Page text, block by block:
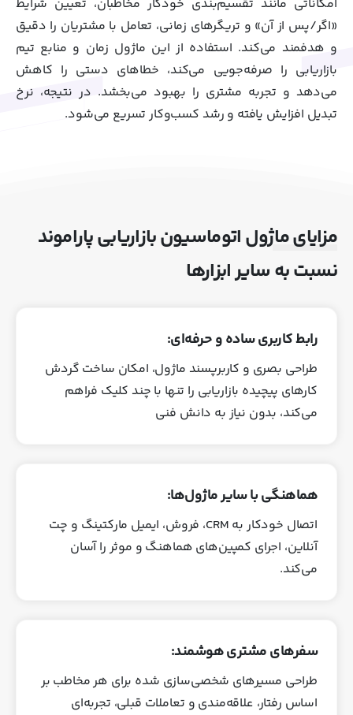
امکاناتی مانند تقسیم‌بندی خودکار مخاطبان، تعیین شرایط
«اگر/پس از آن» و تریگرهای زمانی، تعامل با مشتریان را دقیق
و هدفمند می‌کند. استفاده از این ماژول زمان و منابع تیم
بازاریابی را صرفه‌جویی می‌کند، خطاهای دستی را کاهش
می‌دهد و تجربه مشتری را بهبود می‌بخشد. در نتیجه، نرخ
تبدیل افزایش یافته و رشد کسب‌وکار تسریع می‌شود.
مزایای ماژول اتوماسیون بازاریابی پاراموند
نسبت به سایر ابزارها
رابط کاربری ساده و حرفه‌ای:
طراحی بصری و کاربرپسند ماژول، امکان ساخت گردش‌
کارهای پیچیده بازاریابی را تنها با چند کلیک فراهم
می‌کند، بدون نیاز به دانش فنی
هماهنگی با سایر ماژول‌ها:
اتصال خودکار به CRM، فروش، ایمیل مارکتینگ و چت
آنلاین، اجرای کمپین‌های هماهنگ و موثر را آسان
می‌کند.
سفرهای مشتری هوشمند:
طراحی مسیرهای شخصی‌سازی‌ شده برای هر مخاطب بر
اساس رفتار، علاقه‌مندی و تعاملات قبلی، تجربه‌ای